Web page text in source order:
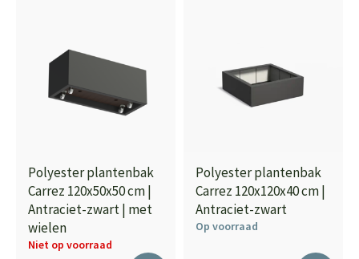
Polyester plantenbak
Carrez 120x50x50 cm |
Antraciet-zwart | met
wielen
Niet op voorraad
Polyester plantenbak
Carrez 120x120x40 cm |
Antraciet-zwart
Op voorraad